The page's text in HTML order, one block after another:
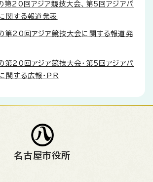
第20回アジア競技大会、第5回アジアパ
関する報道発表
第20回アジア競技大会に関する報道発
第20回アジア競技大会・第5回アジアパ
関する広報・PR
名古屋市役所